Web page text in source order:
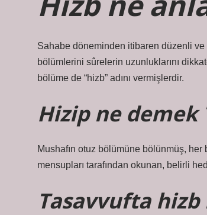
Sahabe döneminden itibaren düzenli ve
bölümlerini sûrelerin uzunluklarını
bölüme de “hizb” adını vermişlerdir.
Hizip ne demek
Mushafın otuz bölümüne bölünmüş,
mensupları tarafından okunan, belirli
Tasavvufta